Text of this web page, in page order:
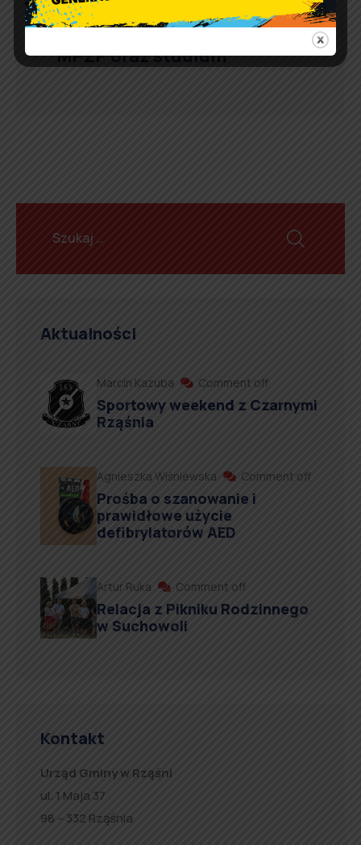
Obwieszczenia –
przystąpienie do zmiany
MPZP oraz studium
Aktualności
Marcin Kazuba Comment off
Sportowy weekend z Czarnymi
Rząśnia
Agnieszka Wiśniewska Comment off
Prośba o szanowanie i
prawidłowe użycie
defibrylatorów AED
Artur Ruka Comment off
Relacja z Pikniku Rodzinnego
w Suchowoli
Kontakt
Urząd Gminy w Rząśni
ul. 1 Maja 37
98 – 332 Rząśnia